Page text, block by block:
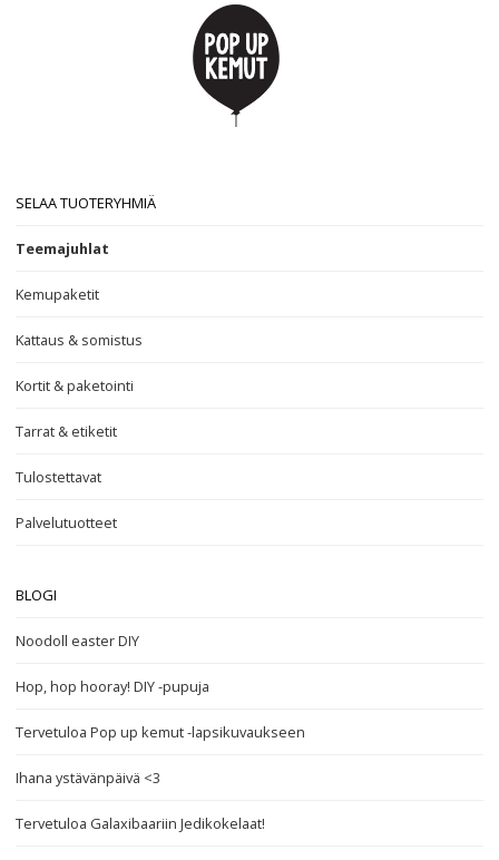
SELAA TUOTERYHMIÄ
Teemajuhlat
Kemupaketit
Kattaus & somistus
Kortit & paketointi
Tarrat & etiketit
Tulostettavat
Palvelutuotteet
BLOGI
Noodoll easter DIY
Hop, hop hooray! DIY -pupuja
Tervetuloa Pop up kemut -lapsikuvaukseen
Ihana ystävänpäivä <3
Tervetuloa Galaxibaariin Jedikokelaat!